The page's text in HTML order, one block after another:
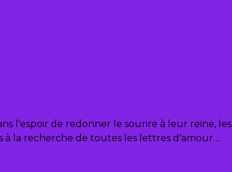
l'espoir de redonner le sourire à leur reine,
la recherche de toutes les lettres d'amour